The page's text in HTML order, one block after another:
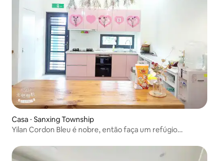
Casa ⋅ Sanxing Township
Yilan Cordon Bleu é nobre, então faça um refúgio